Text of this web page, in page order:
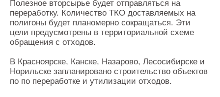
Полезное вторсырье будет отправляться на
переработку. Количество ТКО доставляемых на
полигоны будет планомерно сокращаться. Эти
цели предусмотрены в территориальной схеме
обращения с отходов.
В Красноярске, Канске, Назарово, Лесосибирске и
Норильске запланировано строительство объектов
по по переработке и утилизации отходов.